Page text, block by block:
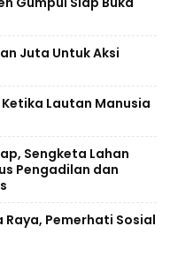
Juta Untuk Aksi
Lautan Manusia
Sengketa Lahan
Pengadilan dan
Pemerhati Sosial